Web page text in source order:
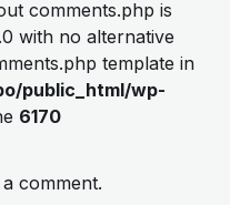
comments.php is
with no alternative
template in
public_html/wp-
6170
comment.